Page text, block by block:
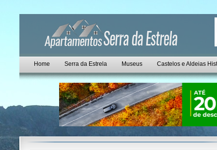
Home Serra da Estrela Museus Castelos e Aldeias